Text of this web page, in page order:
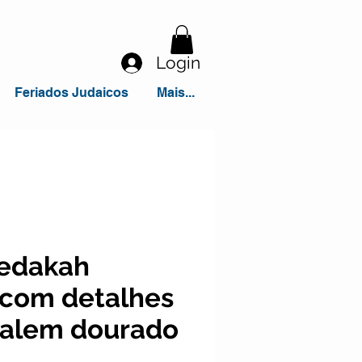
Feriados Judaicos Mais...
Login
detalhes
dourado